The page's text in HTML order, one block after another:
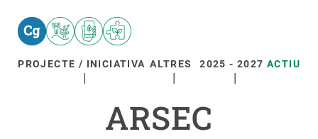
d'ariadna
PROJECTE / INICIATIVA ALTRES 2025 -2027 ACTIU
ARSEC
Featured
responsive
INTRANET
Responsive